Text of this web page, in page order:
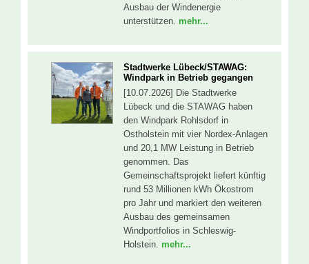
Ausbau der Windenergie
unterstützen. mehr...
Stadtwerke Lübeck/STAWAG:
Windpark in Betrieb gegangen
[10.07.2026] Die Stadtwerke
Lübeck und die STAWAG haben
den Windpark Rohlsdorf in
Ostholstein mit vier Nordex-Anlagen
und 20,1 MW Leistung in Betrieb
genommen. Das
Gemeinschaftsprojekt liefert künftig
rund 53 Millionen kWh Ökostrom
pro Jahr und markiert den weiteren
Ausbau des gemeinsamen
Windportfolios in Schleswig-
Holstein. mehr...